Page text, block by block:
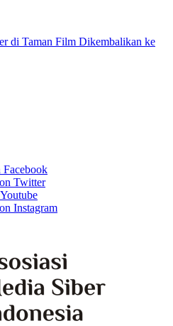
di Taman Film Dikembalikan ke
Facebook
Twitter
Instagram